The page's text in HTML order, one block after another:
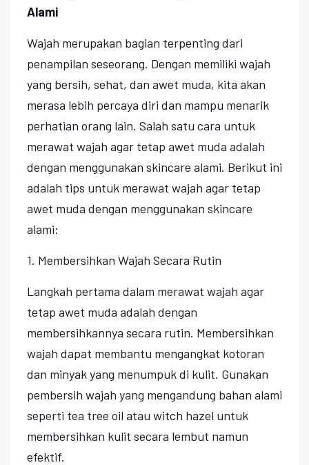
Alami
Wajah merupakan bagian terpenting dari
penampilan seseorang. Dengan memiliki wajah
yang bersih, sehat, dan awet muda, kita akan
merasa lebih percaya diri dan mampu menarik
perhatian orang lain. Salah satu cara untuk
merawat wajah agar tetap awet muda adalah
dengan menggunakan skincare alami. Berikut ini
adalah tips untuk merawat wajah agar tetap
awet muda dengan menggunakan skincare
alami:
1. Membersihkan Wajah Secara Rutin
Langkah pertama dalam merawat wajah agar
tetap awet muda adalah dengan
membersihkannya secara rutin. Membersihkan
wajah dapat membantu mengangkat kotoran
dan minyak yang menumpuk di kulit. Gunakan
pembersih wajah yang mengandung bahan alami
seperti tea tree oil atau witch hazel untuk
membersihkan kulit secara lembut namun
efektif.